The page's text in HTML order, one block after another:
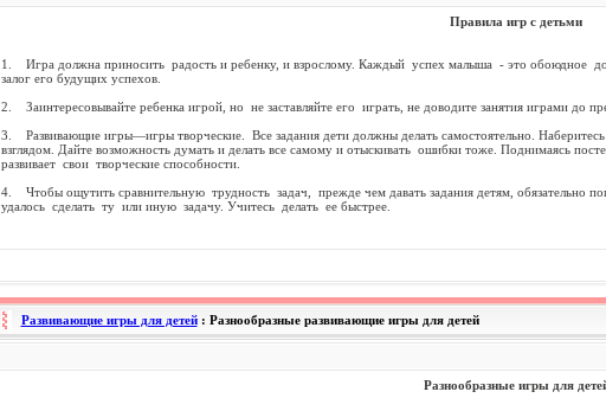
Правила игр с детьми
1. Игра должна приносить радость и ребенку, и взрослому. Каждый успех малыша - это обоюдное
залог его будущих успехов.
2. Заинтересовывайте ребенка игрой, но не заставляйте его играть, не доводите занятия играми до
3. Развивающие игры—игры творческие. Все задания дети должны делать самостоятельно.
взглядом. Дайте возможность думать и делать все самому и отыскивать ошибки тоже. Поднимаясь
развивает свои творческие способности.
4. Чтобы ощутить сравнительную трудность задач, прежде чем давать задания детям, обязательно
удалось сделать ту или иную задачу. Учитесь делать ее быстрее.
Развивающие игры для детей : Разнообразные развивающие игры для детей
Разнообразные игры для